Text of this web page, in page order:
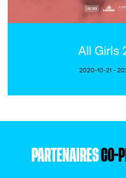
All Girls
2020-10-21 -
PARTENAIRESCO-